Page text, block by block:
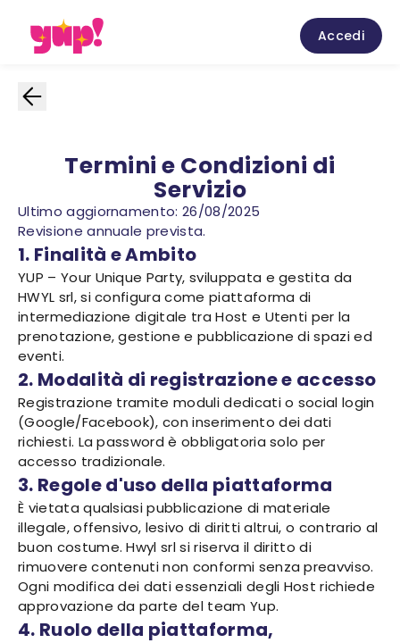
Accedi
Termini e Condizioni di
Servizio
Ultimo aggiornamento: 26/08/2025
Revisione annuale prevista.
1. Finalità e Ambito
YUP – Your Unique Party, sviluppata e gestita da
HWYL srl, si configura come piattaforma di
intermediazione digitale tra Host e Utenti per la
prenotazione, gestione e pubblicazione di spazi ed
eventi.
2. Modalità di registrazione e accesso
Registrazione tramite moduli dedicati o social login
(Google/Facebook), con inserimento dei dati
richiesti. La password è obbligatoria solo per
accesso tradizionale.
3. Regole d'uso della piattaforma
È vietata qualsiasi pubblicazione di materiale
illegale, offensivo, lesivo di diritti altrui, o contrario al
buon costume. Hwyl srl si riserva il diritto di
rimuovere contenuti non conformi senza preavviso.
Ogni modifica dei dati essenziali degli Host richiede
approvazione da parte del team Yup.
4. Ruolo della piattaforma,